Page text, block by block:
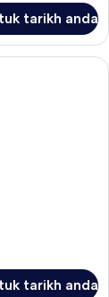
tarikh anda
Smoking (Suite) |
tarikh anda